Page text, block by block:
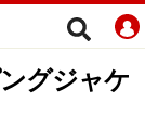
グジャケ